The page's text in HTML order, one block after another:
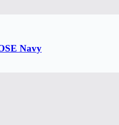
Navy